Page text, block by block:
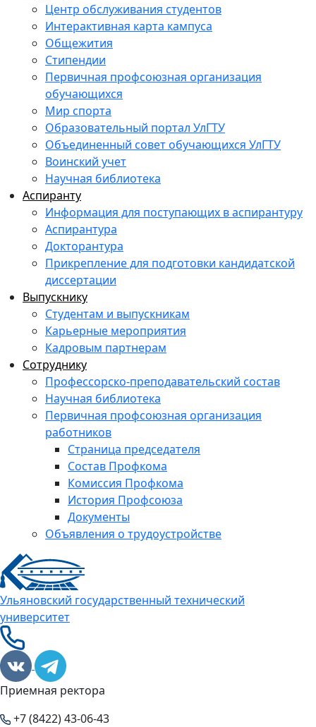
Центр обслуживания студентов
Интерактивная карта кампуса
Общежития
Стипендии
Первичная профсоюзная организация
обучающихся
Мир спорта
Образовательный портал УлГТУ
Объединенный совет обучающихся УлГТУ
Воинский учет
Научная библиотека
Аспиранту
Информация для поступающих в аспирантуру
Аспирантура
Докторантура
Прикрепление для подготовки кандидатской
диссертации
Выпускнику
Студентам и выпускникам
Карьерные мероприятия
Кадровым партнерам
Сотруднику
Профессорско-преподавательский состав
Научная библиотека
Первичная профсоюзная организация
работников
Страница председателя
Состав Профкома
Комиссия Профкома
История Профсоюза
Документы
Объявления о трудоустройстве
Ульяновский государственный технический
университет
Приемная ректора
+7 (8422) 43-06-43